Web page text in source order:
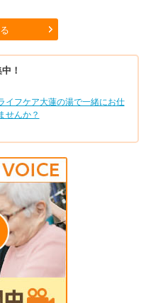
！
イフケア大蓮の湯で一緒にお仕
せんか？